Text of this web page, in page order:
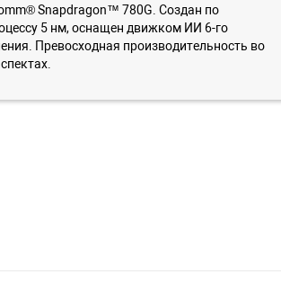
Snapdragon™ 780G. Cоздан по
5 нм, оснащен движком ИИ 6-го
Превосходная производительность во